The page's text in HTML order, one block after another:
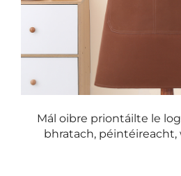
slán, glan agus taisce. Le
phriontáil loga agus criosadh,
feidhmiúlacht agus stíl do ghnó.
I mbealach an alt seo,
na gnéithe agus an saotharlacht
lorgann éadaí oibre ar
Mál oibre priontáilte le
bhratach, péintéireacht,